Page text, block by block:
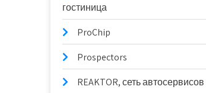
гостиница
ProChip
Prospectors
REAKTOR, сеть автосервисов